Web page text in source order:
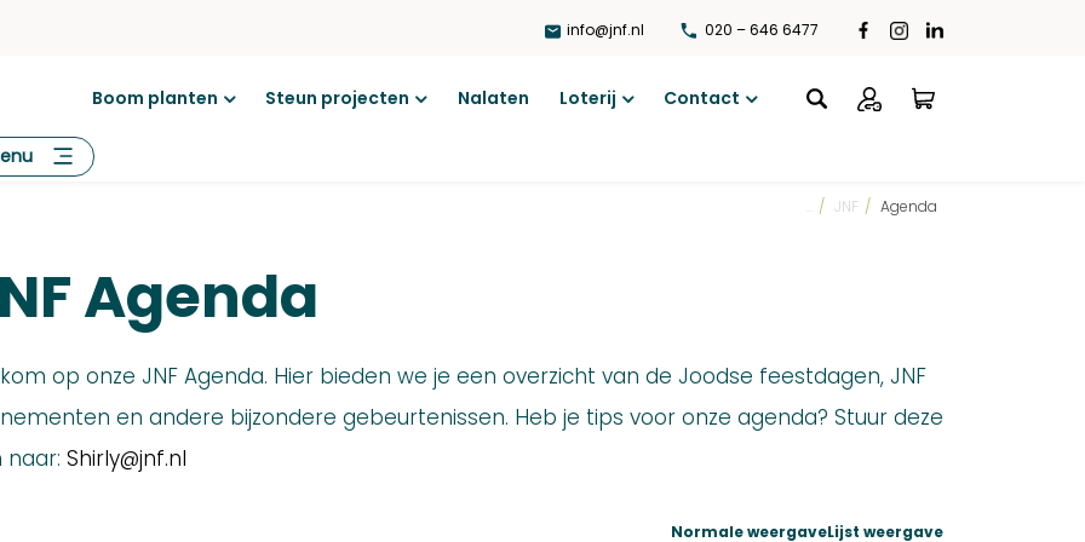
info@jnf.nl 020 – 646 6477
Boom planten Steun projecten Nalaten Loterij Contact
/ JNF / Agenda
Agenda
op onze JNF Agenda. Hier bieden we je een overzicht van de Joodse feestdagen, JNF
en andere bijzondere gebeurtenissen. Heb je tips voor onze agenda? Stuur deze
naar: Shirly@jnf.nl
Normale weergaveLijst weergave